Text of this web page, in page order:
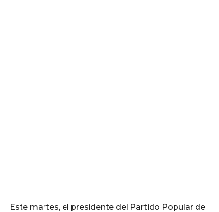
Este martes, el presidente del Partido Popular de